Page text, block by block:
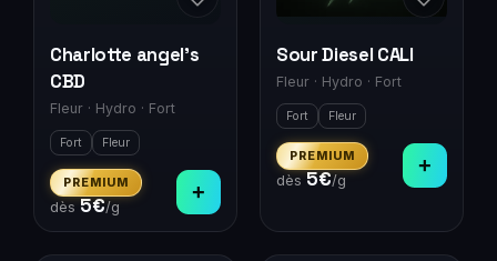
Charlotte angel's
CBD
Fleur · Hydro · Fort
Fort Fleur
PREMIUM
dès 5€/g
+
Sour Diesel CALI
Fleur · Hydro · Fort
Fort Fleur
PREMIUM
dès 5€/g
+